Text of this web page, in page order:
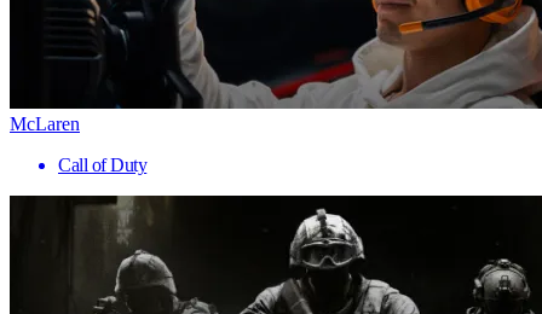
McLaren
Call of Duty